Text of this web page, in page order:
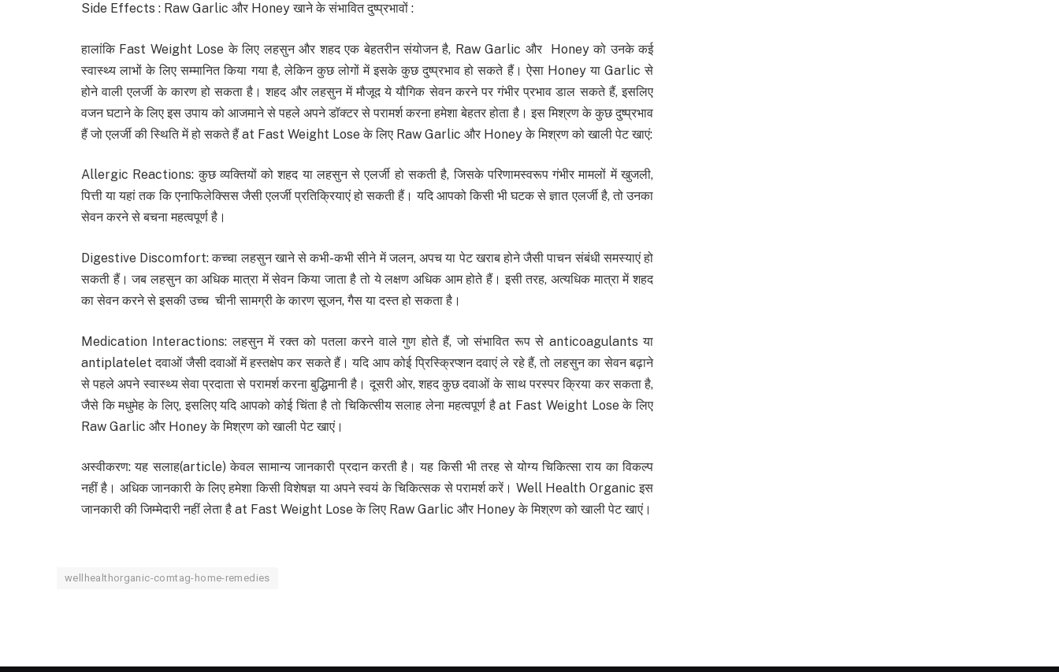
Side Effects : Raw Garlic और Honey खाने के संभावित दुष्प्रभावों :
हालांकि Fast Weight Lose के लिए लहसुन और शहद एक बेहतरीन संयोजन है, Raw Garlic और Honey को उनके कई
स्वास्थ्य लाभों के लिए सम्मानित किया गया है, लेकिन कुछ लोगों में इसके कुछ दुष्प्रभाव हो सकते हैं। ऐसा Honey या Garlic से
होने वाली एलर्जी के कारण हो सकता है। शहद और लहसुन में मौजूद ये यौगिक सेवन करने पर गंभीर प्रभाव डाल सकते हैं, इसलिए
वजन घटाने के लिए इस उपाय को आजमाने से पहले अपने डॉक्टर से परामर्श करना हमेशा बेहतर होता है। इस मिश्रण के कुछ दुष्प्रभाव
हैं जो एलर्जी की स्थिति में हो सकते हैं at Fast Weight Lose के लिए Raw Garlic और Honey के मिश्रण को खाली पेट खाएं:
Allergic Reactions: कुछ व्यक्तियों को शहद या लहसुन से एलर्जी हो सकती है, जिसके परिणामस्वरूप गंभीर मामलों में खुजली,
पित्ती या यहां तक कि एनाफिलेक्सिस जैसी एलर्जी प्रतिक्रियाएं हो सकती हैं। यदि आपको किसी भी घटक से ज्ञात एलर्जी है, तो उनका
सेवन करने से बचना महत्वपूर्ण है।
Digestive Discomfort: कच्चा लहसुन खाने से कभी-कभी सीने में जलन, अपच या पेट खराब होने जैसी पाचन संबंधी समस्याएं हो
सकती हैं। जब लहसुन का अधिक मात्रा में सेवन किया जाता है तो ये लक्षण अधिक आम होते हैं। इसी तरह, अत्यधिक मात्रा में शहद
का सेवन करने से इसकी उच्च चीनी सामग्री के कारण सूजन, गैस या दस्त हो सकता है।
Medication Interactions: लहसुन में रक्त को पतला करने वाले गुण होते हैं, जो संभावित रूप से anticoagulants या
antiplatelet दवाओं जैसी दवाओं में हस्तक्षेप कर सकते हैं। यदि आप कोई प्रिस्क्रिप्शन दवाएं ले रहे हैं, तो लहसुन का सेवन बढ़ाने
से पहले अपने स्वास्थ्य सेवा प्रदाता से परामर्श करना बुद्धिमानी है। दूसरी ओर, शहद कुछ दवाओं के साथ परस्पर क्रिया कर सकता है,
जैसे कि मधुमेह के लिए, इसलिए यदि आपको कोई चिंता है तो चिकित्सीय सलाह लेना महत्वपूर्ण है at Fast Weight Lose के लिए
Raw Garlic और Honey के मिश्रण को खाली पेट खाएं।
अस्वीकरण: यह सलाह(article) केवल सामान्य जानकारी प्रदान करती है। यह किसी भी तरह से योग्य चिकित्सा राय का विकल्प
नहीं है। अधिक जानकारी के लिए हमेशा किसी विशेषज्ञ या अपने स्वयं के चिकित्सक से परामर्श करें। Well Health Organic इस
जानकारी की जिम्मेदारी नहीं लेता है at Fast Weight Lose के लिए Raw Garlic और Honey के मिश्रण को खाली पेट खाएं।
wellhealthorganic-comtag-home-remedies